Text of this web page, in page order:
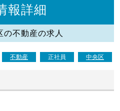
報詳細
の不動産の求人
不動産 正社員 中央区